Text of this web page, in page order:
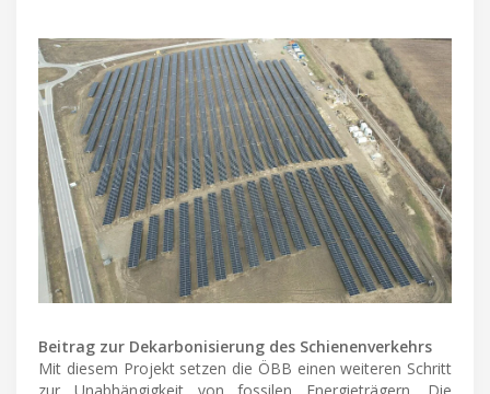
Beitrag zur Dekarbonisierung des Schienenverkehrs
Mit diesem Projekt setzen die ÖBB einen weiteren Schritt